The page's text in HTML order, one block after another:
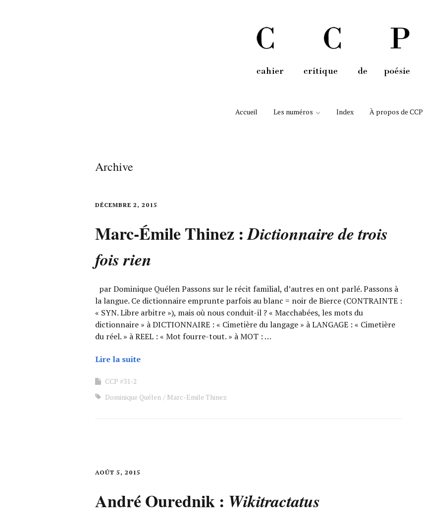
Aller au contenu
Accueil Les numéros Index À propos de CCP
Archive
DÉCEMBRE 2, 2015
Marc-Émile Thinez :Dictionnaire de trois
fois rien
par Dominique Quélen Passons sur le récit familial, d’autres en ont parlé. Passons à
la langue. Ce dictionnaire emprunte parfois au blanc = noir de Bierce (CONTRAINTE :
« SYN. Libre arbitre »), mais où nous conduit-il ? « Macchabées, les mots du
dictionnaire » à DICTIONNAIRE : « Cimetière du langage » à LANGAGE : « Cimetière
du réel. » à REEL : « Mot fourre-tout. » à MOT : …
Lire la suite
CCP #31-2
Dominique Quélen
Marc-Emile Thinez
AOÛT 5, 2015
André Ourednik : Wikitractatus